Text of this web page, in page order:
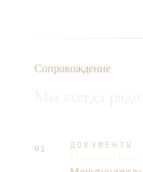
Сопровождение
Мы всегда
01 ДОКУМЕНТЫ